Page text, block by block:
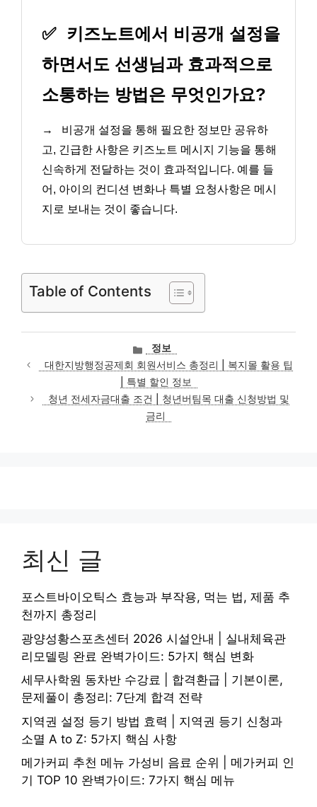
✅ 키즈노트에서 비공개 설정을
하면서도 선생님과 효과적으로
소통하는 방법은 무엇인가요?
→
비공개 설정을 통해 필요한 정보만 공유하
고, 긴급한 사항은 키즈노트 메시지 기능을 통해
신속하게 전달하는 것이 효과적입니다. 예를 들
어, 아이의 컨디션 변화나 특별 요청사항은 메시
지로 보내는 것이 좋습니다.
Table of Contents
카
테
고
리
정보
대한지방행정공제회 회원서비스 총정리 | 복지몰 활용 팁
| 특별 할인 정보
청년 전세자금대출 조건 | 청년버팀목 대출 신청방법 및
금리
최신 글
포스트바이오틱스 효능과 부작용, 먹는 법, 제품 추
천까지 총정리
광양성황스포츠센터 2026 시설안내 | 실내체육관
리모델링 완료 완벽가이드: 5가지 핵심 변화
세무사학원 동차반 수강료 | 합격환급 | 기본이론,
문제풀이 총정리: 7단계 합격 전략
지역권 설정 등기 방법 효력 | 지역권 등기 신청과
소멸 A to Z: 5가지 핵심 사항
메가커피 추천 메뉴 가성비 음료 순위 | 메가커피 인
기 TOP 10 완벽가이드: 7가지 핵심 메뉴